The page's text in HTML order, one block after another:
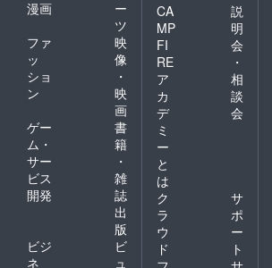
漫画
ー
ツ
ファ
ッ
ショ
ン
映
像
・
映
画
ゲー
ム・
サー
ビス
開発
書
籍
・
雑
誌
出
版
ビジ
ネ
ビ
ュ
CA
MP
FI
RE
ア
カ
デ
ミ
ー
と
は
説
明
会
・
相
談
会
ク
ラ
ウ
ド
サ
ポ
ー
ト